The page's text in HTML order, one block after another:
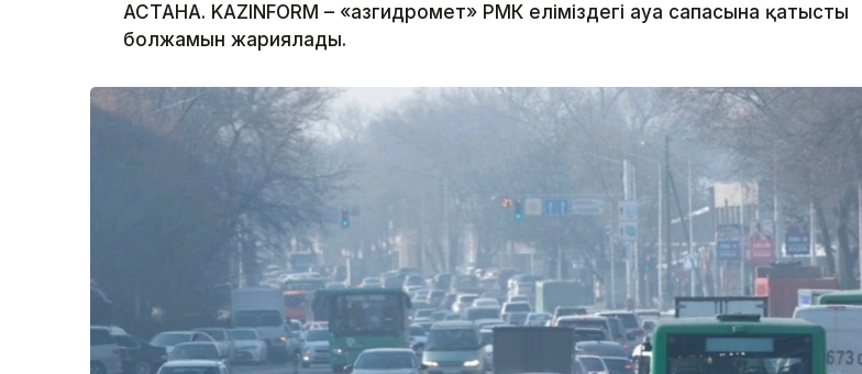
АСТАНА. KAZINFORM – «Қазгидромет» РМК еліміздегі ауа сапасына қатысты
болжамын жариялады.